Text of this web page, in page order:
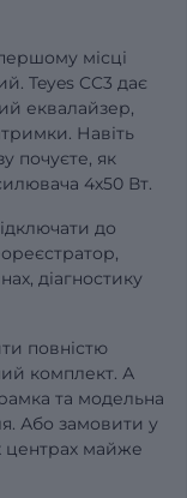
місці
Teyes CC3 дає
еквалайзер,
Навіть
почуєте, як
4х50 Вт.
до
діагностику
повністю
комплект. А
та модельна
Або замовити у
центрах майже